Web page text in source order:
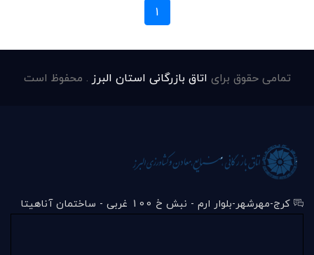
1
تمامی حقوق برای اتاق بازرگانی استان البرز . محفوظ است
کرج-مهرشهر-بلوار ارم - نبش خ 100 غربی - ساختمان آناهیتا